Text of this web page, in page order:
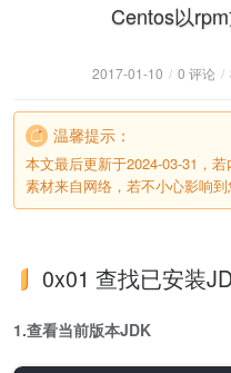
Centos以
2017-01-10 / 0 评论 /
温馨提示：
本文最后更新于2024-03-31，
素材来自网络，若不小心影响到
0x01 查找已安装
1.查看当前版本JDK